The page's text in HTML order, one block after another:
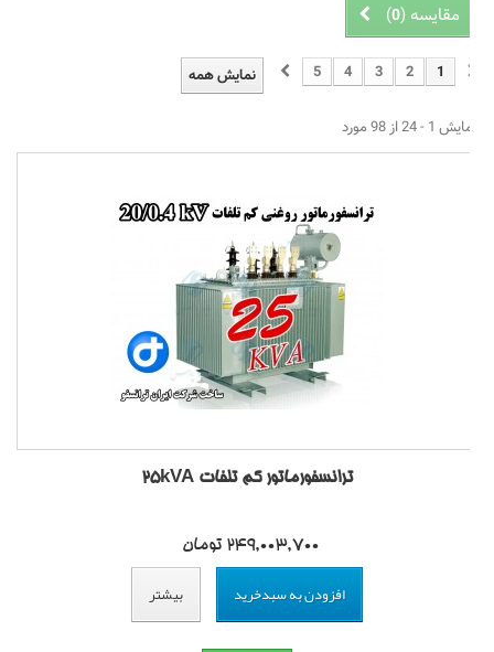
مقایسه (0
)
نمایش همه 1
3
4
5
- 24 از 98 مورد
ترانسفورماتور کم تلفات 25kVA
249,003,700 تومان
افزودن به سبدخرید بیشتر